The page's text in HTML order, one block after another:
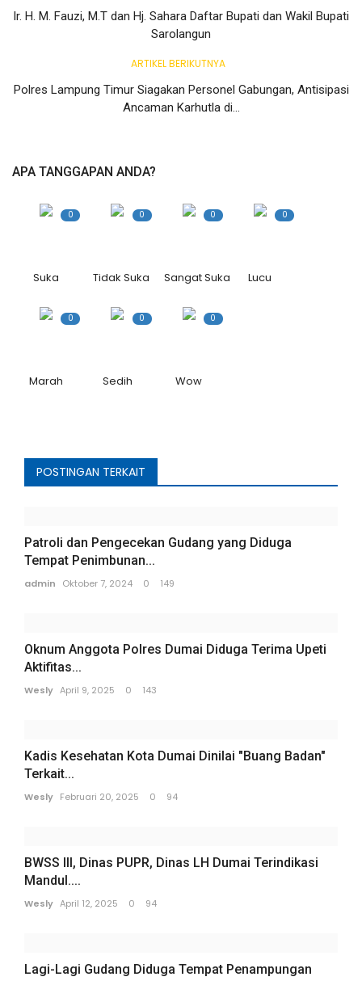
Sumbar
Rubrik
Lampung
Ir. H. M. Fauzi, M.T dan Hj. Sahara Daftar Bupati dan Wakil Bupati
Sarolangun
ARTIKEL BERIKUTNYA
Polres Lampung Timur Siagakan Personel Gabungan, Antisipasi
Ancaman Karhutla di...
APA TANGGAPAN ANDA?
0
Suka
0
Tidak Suka
0
Sangat Suka
0
Lucu
0
Marah
0
Sedih
0
Wow
POSTINGAN TERKAIT
Patroli dan Pengecekan Gudang yang Diduga
Tempat Penimbunan...
admin Oktober 7, 2024 0 149
Oknum Anggota Polres Dumai Diduga Terima Upeti
Aktifitas...
Wesly April 9, 2025 0 143
Kadis Kesehatan Kota Dumai Dinilai "Buang Badan"
Terkait...
Wesly Februari 20, 2025 0 94
BWSS III, Dinas PUPR, Dinas LH Dumai Terindikasi
Mandul....
Wesly April 12, 2025 0 94
Lagi-Lagi Gudang Diduga Tempat Penampungan